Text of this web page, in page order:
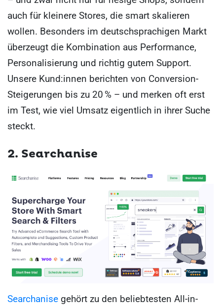
auch für kleinere Stores, die smart skalieren
wollen. Besonders im deutschsprachigen Markt
überzeugt die Kombination aus Performance,
Personalisierung und richtig gutem Support.
Unsere Kund:innen berichten von Conversion-
Steigerungen bis zu 20 % – und merken oft erst
im Test, wie viel Umsatz eigentlich in ihrer Suche
steckt.
2. Searchanise
Searchanise gehört zu den beliebtesten All-in-